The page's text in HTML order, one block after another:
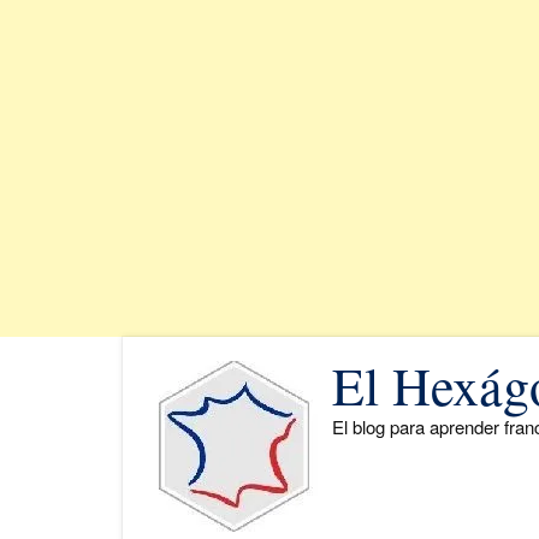
El
El blog para aprender